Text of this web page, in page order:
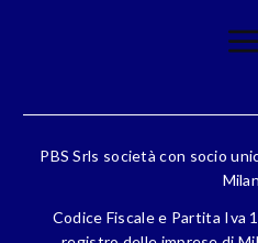
PBS Srls società con socio
Codice Fiscale e Partita Iva